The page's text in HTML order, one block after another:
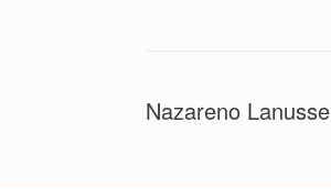
Nazareno Lanusse